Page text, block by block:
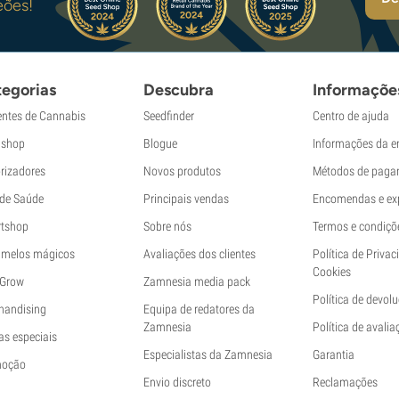
de Cannabis
Saúde
mágicos
especiais
Descubra
Seedfinder
Blogue
Novos produtos
Principais vendas
Sobre nós
Avaliações dos clientes
Zamnesia media pack
Equipa de redatores da
Zamnesia
Especialistas da Zamnesia
Envio discreto
Centro de ajuda
Informações da
Métodos de
Encomendas e
Termos e
Política de
Cookies
Política de
Política de
Garantia
Reclamações